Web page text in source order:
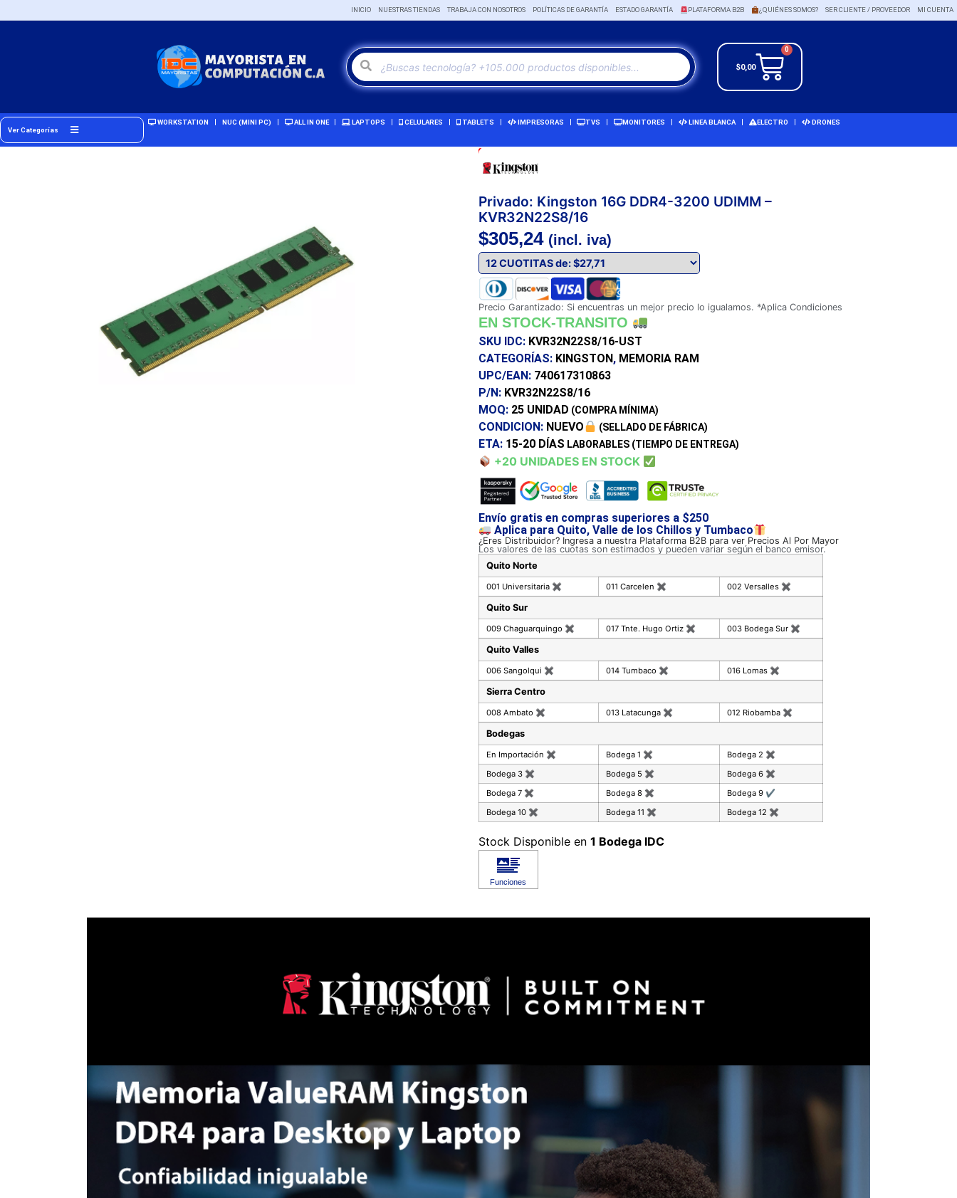
INICIO NUESTRAS TIENDAS TRABAJA CON NOSOTROS POLÍTICAS DE GARANTÍA ESTADO GARANTÍA PLATAFORMA B2B ¿QUIÉNES SOMOS? SER CLIENTE / PROVEEDOR MI CUENTA
$0,00
0
Ver Categorías
WORKSTATION NUC (MINI PC) ALL IN ONE LAPTOPS CELULARES TABLETS IMPRESORAS TVS MONITORES LINEA BLANCA ELECTRO DRONES
Privado: Kingston 16G DDR4-3200 UDIMM –
KVR32N22S8/16
$305,24 (incl. iva)
Precio Garantizado: Si encuentras un mejor precio lo igualamos. *Aplica Condiciones
EN STOCK-TRANSITO
SKU IDC: KVR32N22S8/16-UST
CATEGORÍAS: KINGSTON, MEMORIA RAM
UPC/EAN: 740617310863
P/N: KVR32N22S8/16
MOQ: 25 UNIDAD (COMPRA MÍNIMA)
CONDICION: NUEVO (SELLADO DE FÁBRICA)
ETA: 15-20 DÍAS LABORABLES (TIEMPO DE ENTREGA)
+20 UNIDADES EN STOCK
Envío gratis en compras superiores a $250
Aplica para Quito, Valle de los Chillos y Tumbaco
¿Eres Distribuidor? Ingresa a nuestra Plataforma B2B para ver Precios Al Por Mayor
Los valores de las cuotas son estimados y pueden variar según el banco emisor.
Quito Norte
001 Universitaria ✖ 011 Carcelen ✖ 002 Versalles ✖
Quito Sur
009 Chaguarquingo ✖ 017 Tnte. Hugo Ortiz ✖ 003 Bodega Sur ✖
Quito Valles
006 Sangolqui ✖ 014 Tumbaco ✖ 016 Lomas ✖
Sierra Centro
008 Ambato ✖ 013 Latacunga ✖ 012 Riobamba ✖
Bodegas
En Importación ✖ Bodega 1 ✖ Bodega 2 ✖
Bodega 3 ✖ Bodega 5 ✖ Bodega 6 ✖
Bodega 7 ✖ Bodega 8 ✖ Bodega 9 ✔
Bodega 10 ✖ Bodega 11 ✖ Bodega 12 ✖
Stock Disponible en 1 Bodega IDC